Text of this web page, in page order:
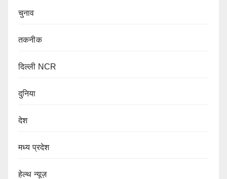
चुनाव
तकनीक
दिल्ली NCR
दुनिया
देश
मध्य प्रदेश
हेल्थ न्यूज़